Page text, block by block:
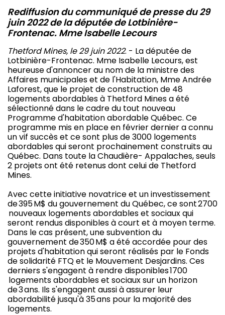
Rediffusion du communiqué de presse du 29
juin 2022 de la députée de Lotbinière-
Frontenac. Mme Isabelle Lecours
Thetford Mines, le 29 juin 2022. - La députée de
Lotbinière-Frontenac. Mme Isabelle Lecours, est
heureuse d'annoncer au nom de la ministre des
Affaires municipales et de l'Habitation, Mme Andrée
Laforest, que le projet de construction de 48
logements abordables à Thetford Mines a été
sélectionné dans le cadre du tout nouveau
Programme d'habitation abordable Québec. Ce
programme mis en place en février dernier a connu
un vif succès et ce sont plus de 3000 logements
abordables qui seront prochainement construits au
Québec. Dans toute la Chaudière- Appalaches, seuls
2 projets ont été retenus dont celui de Thetford
Mines.
Avec cette initiative novatrice et un investissement
de 395 M$ du gouvernement du Québec, ce sont 2700
nouveaux logements abordables et sociaux qui
seront rendus disponibles à court et à moyen terme.
Dans le cas présent, une subvention du
gouvernement de 350 M$ a été accordée pour des
projets d'habitation qui seront réalisés par le Fonds
de solidarité FTQ et le Mouvement Desjardins. Ces
derniers s'engagent à rendre disponibles 1700
logements abordables et sociaux sur un horizon
de 3 ans. Ils s'engagent aussi à assurer leur
abordabilité jusqu'à 35 ans pour la majorité des
logements.